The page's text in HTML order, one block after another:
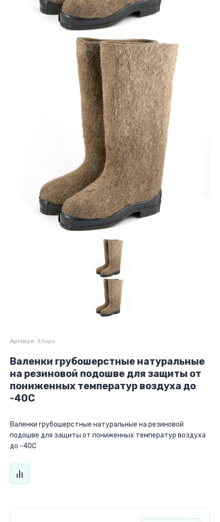
Артикул: 33нрп
Валенки грубошерстные натуральные
на резиновой подошве для защиты от
пониженных температур воздуха до
-40С
Валенки грубошерстные натуральные на резиновой
подошве для защиты от пониженных температур воздуха
до -40С